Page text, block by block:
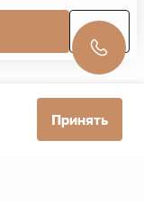
ВпередПринять